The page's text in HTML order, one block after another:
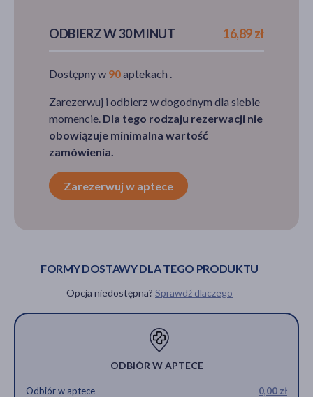
ODBIERZ W 30 MINUT 16,89 zł
Dostępny w 90aptekach .
Zarezerwuj i odbierz w dogodnym dla siebie
momencie. Dla tego rodzaju rezerwacji nie
obowiązuje minimalna wartość
zamówienia.
Zarezerwuj w aptece
FORMY DOSTAWY DLA TEGO PRODUKTU
Opcja niedostępna? Sprawdź dlaczego
ODBIÓR W APTECE
Odbiór w aptece 0,00 zł